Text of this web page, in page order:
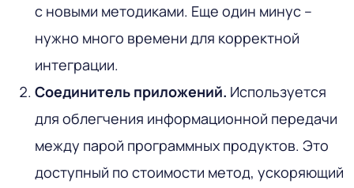
с новыми методиками. Еще один минус –
нужно много времени для корректной
интеграции.
Соединитель приложений. Используется
для облегчения информационной передачи
между парой программных продуктов. Это
доступный по стоимости метод, ускоряющий